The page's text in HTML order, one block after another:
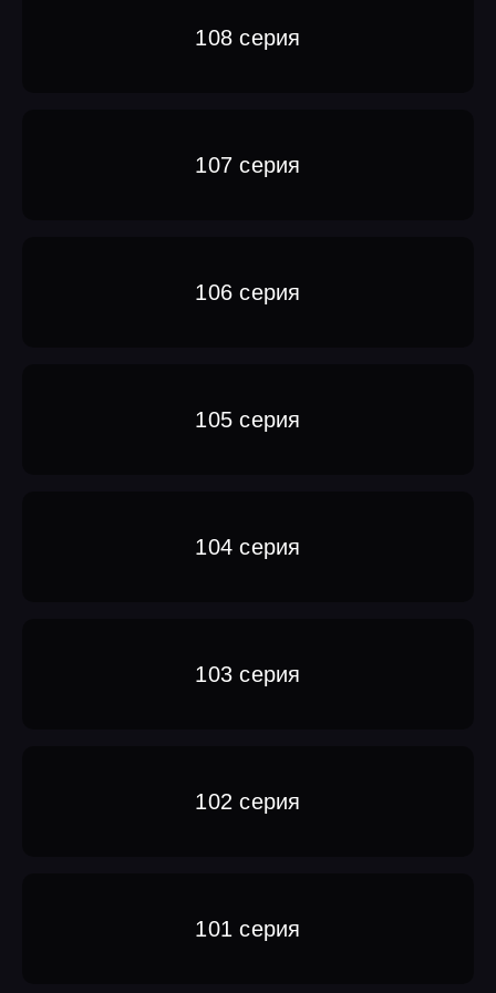
108 серия
107 серия
106 серия
105 серия
104 серия
103 серия
102 серия
101 серия